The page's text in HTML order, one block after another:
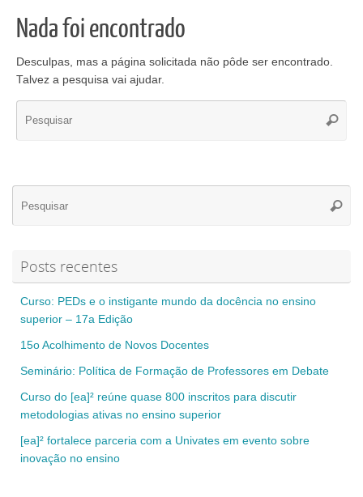
Nada foi encontrado
Desculpas, mas a página solicitada não pôde ser encontrado.
Talvez a pesquisa vai ajudar.
Posts recentes
Curso: PEDs e o instigante mundo da docência no ensino
superior – 17a Edição
15o Acolhimento de Novos Docentes
Seminário: Política de Formação de Professores em Debate
Curso do [ea]² reúne quase 800 inscritos para discutir
metodologias ativas no ensino superior
[ea]² fortalece parceria com a Univates em evento sobre
inovação no ensino